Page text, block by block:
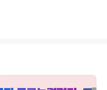
법제처
카드 뉴스